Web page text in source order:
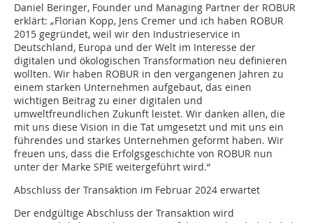
Daniel Beringer, Founder und Managing Partner der ROBUR
erklärt: „Florian Kopp, Jens Cremer und ich haben ROBUR
2015 gegründet, weil wir den Industrieservice in
Deutschland, Europa und der Welt im Interesse der
digitalen und ökologischen Transformation neu definieren
wollten. Wir haben ROBUR in den vergangenen Jahren zu
einem starken Unternehmen aufgebaut, das einen
wichtigen Beitrag zu einer digitalen und
umweltfreundlichen Zukunft leistet. Wir danken allen, die
mit uns diese Vision in die Tat umgesetzt und mit uns ein
führendes und starkes Unternehmen geformt haben. Wir
freuen uns, dass die Erfolgsgeschichte von ROBUR nun
unter der Marke SPIE weitergeführt wird.“
Abschluss der Transaktion im Februar 2024 erwartet
Der endgültige Abschluss der Transaktion wird